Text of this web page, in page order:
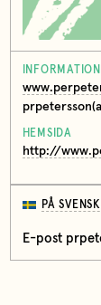
INFORMATION
HEMSIDA
http://
PÅ
E-post